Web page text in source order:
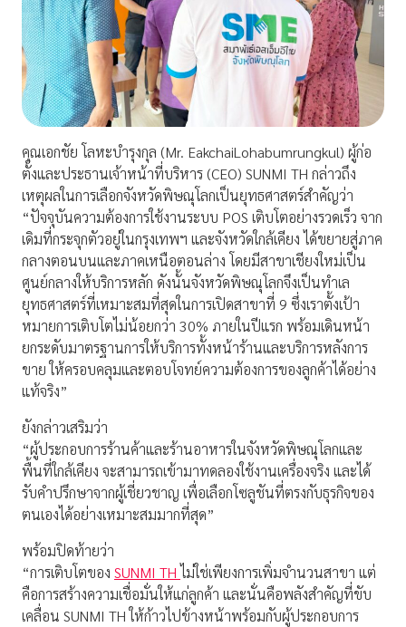
คุณเอกชัย โลหะบำรุงกุล (Mr. EakchaiLohabumrungkul) ผู้ก่อ
ตั้งและประธานเจ้าหน้าที่บริหาร (CEO) SUNMI TH กล่าวถึง
เหตุผลในการเลือกจังหวัดพิษณุโลกเป็นยุทธศาสตร์สำคัญว่า
“ปัจจุบันความต้องการใช้งานระบบ POS เติบโตอย่างรวดเร็ว จาก
เดิมที่กระจุกตัวอยู่ในกรุงเทพฯ และจังหวัดใกล้เคียง ได้ขยายสู่ภาค
กลางตอนบนและภาคเหนือตอนล่าง โดยมีสาขาเชียงใหม่เป็น
ศูนย์กลางให้บริการหลัก ดังนั้นจังหวัดพิษณุโลกจึงเป็นทำเล
ยุทธศาสตร์ที่เหมาะสมที่สุดในการเปิดสาขาที่ 9 ซึ่งเราตั้งเป้า
หมายการเติบโตไม่น้อยกว่า 30% ภายในปีแรก พร้อมเดินหน้า
ยกระดับมาตรฐานการให้บริการทั้งหน้าร้านและบริการหลังการ
ขาย ให้ครอบคลุมและตอบโจทย์ความต้องการของลูกค้าได้อย่าง
แท้จริง”
ยังกล่าวเสริมว่า
“ผู้ประกอบการร้านค้าและร้านอาหารในจังหวัดพิษณุโลกและ
พื้นที่ใกล้เคียง จะสามารถเข้ามาทดลองใช้งานเครื่องจริง และได้
รับคำปรึกษาจากผู้เชี่ยวชาญ เพื่อเลือกโซลูชันที่ตรงกับธุรกิจของ
ตนเองได้อย่างเหมาะสมมากที่สุด”
พร้อมปิดท้ายว่า
“การเติบโตของ SUNMI THไม่ใช่เพียงการเพิ่มจำนวนสาขา แต่
คือการสร้างความเชื่อมั่นให้แก่ลูกค้า และนั่นคือพลังสำคัญที่ขับ
เคลื่อน SUNMI THให้ก้าวไปข้างหน้าพร้อมกับผู้ประกอบการ